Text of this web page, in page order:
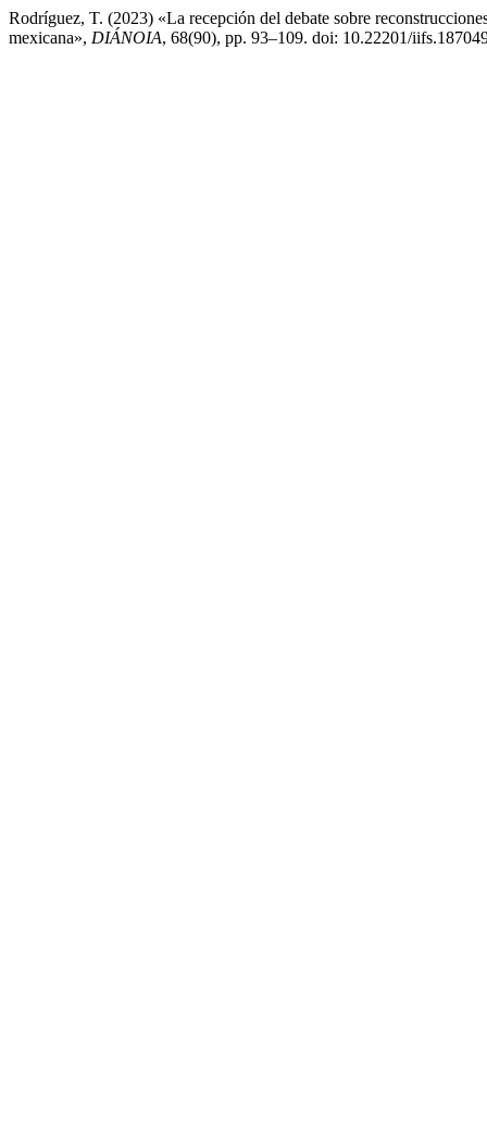
Rodríguez, T. (2023) «La recepción del debate sobre
mexicana», DIÁNOIA, 68(90), pp. 93–109. doi: 10.22201/